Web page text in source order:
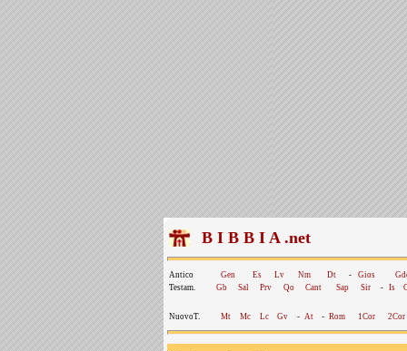
B I B B I A .net
Antico Gen Es Lv Nm Dt - Gios
Testam.
Gb Sal Prv Qo Cant Sap Sir - Is
NuovoT. Mt Mc Lc Gv - At - Rom 1Cor 2Cor